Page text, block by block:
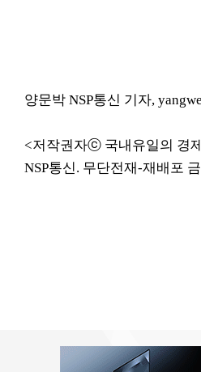
양문박 NSP통신 기자,
<저작권자ⓒ 국내유일의 경
NSP통신. 무단전재-재배포